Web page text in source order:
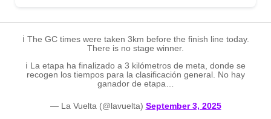
ℹ️ The GC times were taken 3km before the finish line today.
There is no stage winner.
ℹ️ La etapa ha finalizado a 3 kilómetros de meta, donde se
recogen los tiempos para la clasificación general. No hay
ganador de etapa…
— La Vuelta (@lavuelta) September 3, 2025